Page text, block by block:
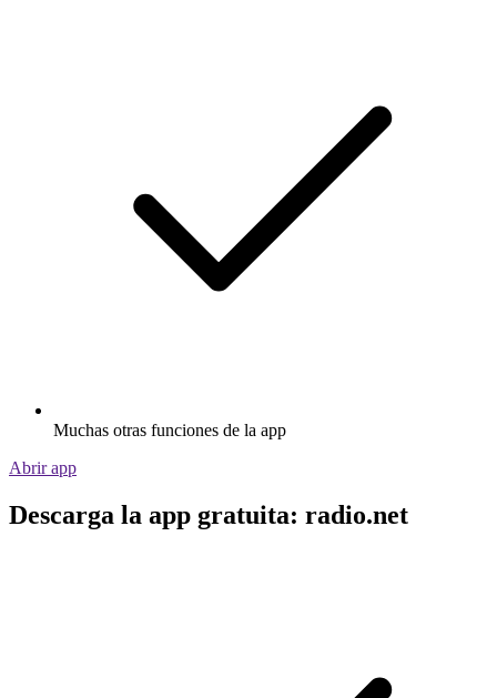
Muchas otras funciones de la app
Abrir app
Descarga la app gratuita: radio.net